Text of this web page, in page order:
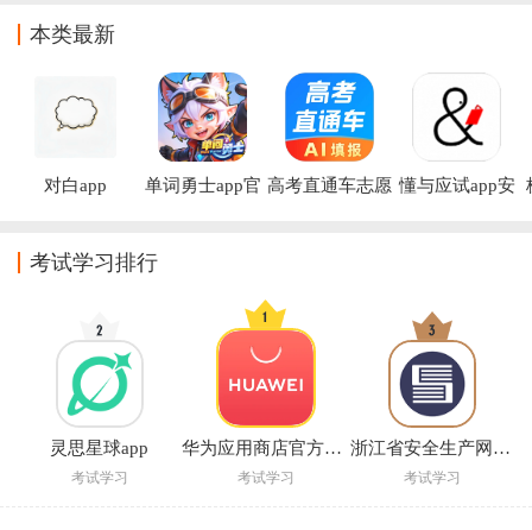
本类最新
对白app
单词勇士app官 高考直通车志愿 懂与应试app安
考试学习排行
灵思星球app
考试学习
华为应用商店官方下载安装(华为应用市场)
考试学习
浙江省安全生产网络学院官方下载
考试学习